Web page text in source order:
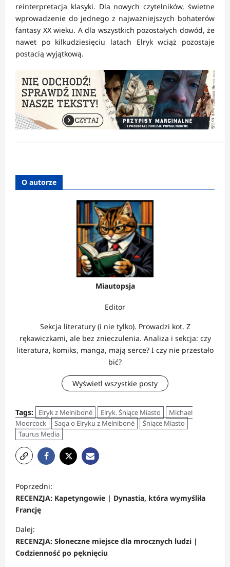
reinterpretacja klasyki. Dla nowych czytelników, świetne
wprowadzenie do jednego z najważniejszych bohaterów
fantasy XX wieku. A dla wszystkich pozostałych dowód, że
nawet po kilkudziesięciu latach Elryk wciąż pozostaje
postacią wyjątkową.
O autorze
Miautopsja
Editor
Sekcja literatury (i nie tylko). Prowadzi kot. Z
rękawiczkami, ale bez znieczulenia. Analiza i sekcja: czy
literatura, komiks, manga, mają serce? I czy nie przestało
bić?
Wyświetl wszystkie posty
Tags: Elryk z Melniboné Elryk. Śniące Miasto
Michael
Moorcock
Saga o Elryku z Melniboné
Śniące Miasto
Taurus Media
o
b
a
c
z
Poprzedni:
RECENZJA: Kapetyngowie | Dynastia, która wymyśliła
Francję
Dalej:
RECENZJA: Słoneczne miejsce dla mrocznych ludzi |
Codzienność po pęknięciu